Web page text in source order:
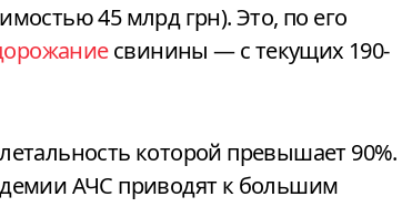
45 млрд грн). Это, по его
свинины — с текущих 190-
которой превышает 90%.
АЧС приводят к большим